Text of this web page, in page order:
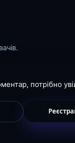
потрібно